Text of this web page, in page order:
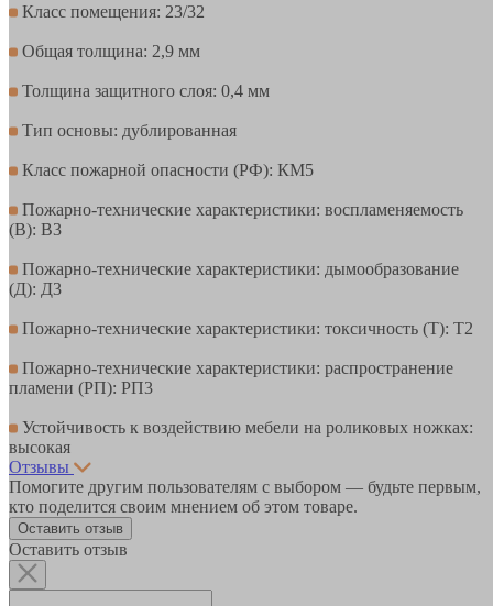
Класс помещения: 23/32
Общая толщина: 2,9 мм
Толщина защитного слоя: 0,4 мм
Тип основы: дублированная
Класс пожарной опасности (РФ): КМ5
Пожарно-технические характеристики: воспламеняемость
(В): В3
Пожарно-технические характеристики: дымообразование
(Д): Д3
Пожарно-технические характеристики: токсичность (Т): Т2
Пожарно-технические характеристики: распространение
пламени (РП): РП3
Устойчивость к воздействию мебели на роликовых ножках:
высокая
Отзывы
Помогите другим пользователям с выбором — будьте первым,
кто поделится своим мнением об этом товаре.
Оставить отзыв
Оставить отзыв